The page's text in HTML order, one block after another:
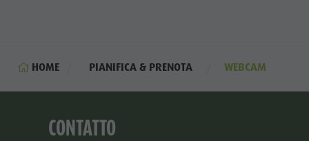
HOME PIANIFICA & PRENOTA WEBCAM
CONTATTO